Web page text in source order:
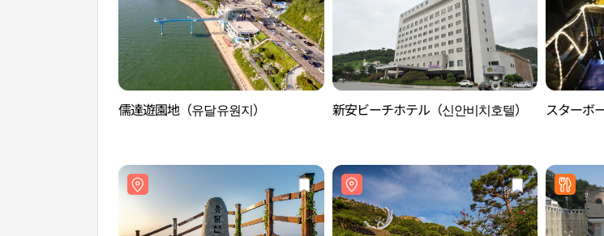
儒達遊園地（유달유원지） 新安ビーチホテル（신안비치호텔） スターボ